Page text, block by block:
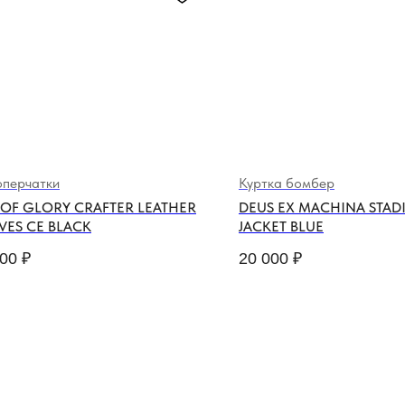
GLORY CRAFTER LEATHER
CE BLACK
₽
DEUS EX MACHINA
JACKET BLUE
Куртка бомбер
20 000 ₽